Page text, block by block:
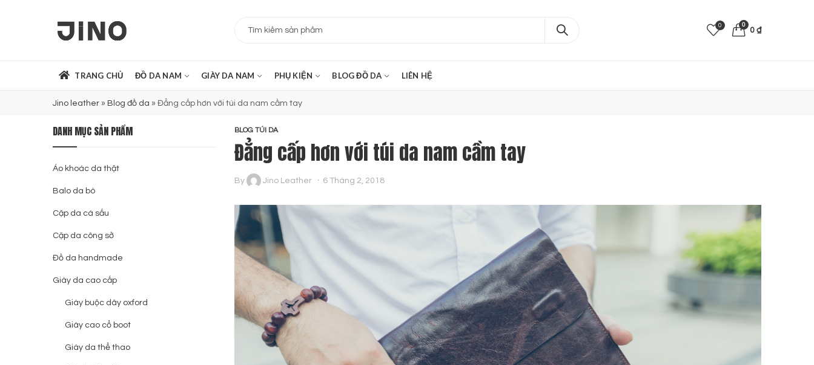
0 0
0 ₫
TRANG CHỦ ĐỒ DA NAM GIÀY DA NAM PHỤ KIỆN BLOG ĐỒ DA LIÊN HỆ
Jino leather » Blog đồ da » Đẳng cấp hơn với túi da nam cầm tay
BLOG TÚI DA
Đẳng cấp hơn với túi da nam cầm tay
By Jino Leather 6 Tháng 2, 2018
DANH MỤC SẢN PHẨM
Áo khoác da thật
Balo da bò
Cặp da cá sấu
Cặp da công sở
Đồ da handmade
Giày da cao cấp
Giày buộc dây oxford
Giày cao cổ boot
Giày da thể thao